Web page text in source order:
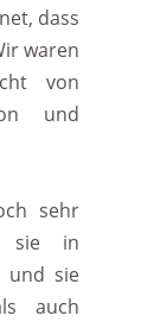
dass
waren
von
und
sehr
sie in
und sie
auch